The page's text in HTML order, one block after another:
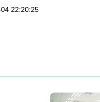
22:20:25